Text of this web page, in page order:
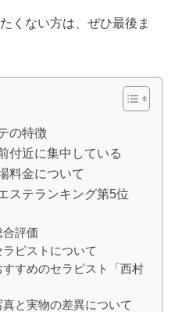
くない方は、ぜひ最後ま
の特徴
付近に集中している
料金について
ステランキング第5位
合評価
ピストについて
すめのセラピスト「西村
と実物の差異について